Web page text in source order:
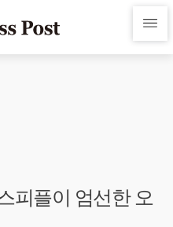
피플이 엄선한 오